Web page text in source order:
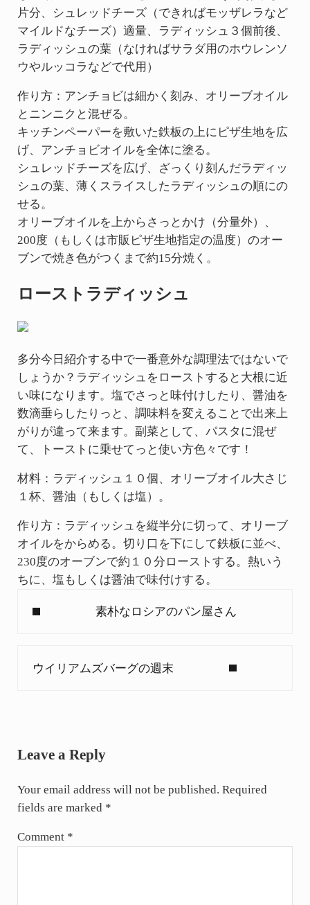
片分、シュレッドチーズ（できればモッザレラなど
マイルドなチーズ）適量、ラディッシュ３個前後、
ラディッシュの葉（なければサラダ用のホウレンソ
ウやルッコラなどで代用）
作り方：アンチョビは細かく刻み、オリーブオイル
とニンニクと混ぜる。
キッチンペーパーを敷いた鉄板の上にピザ生地を広
げ、アンチョビオイルを全体に塗る。
シュレッドチーズを広げ、ざっくり刻んだラディッ
シュの葉、薄くスライスしたラディッシュの順にの
せる。
オリーブオイルを上からさっとかけ（分量外）、
200度（もしくは市販ピザ生地指定の温度）のオー
ブンで焼き色がつくまで約15分焼く。
ローストラディッシュ
多分今日紹介する中で一番意外な調理法ではないで
しょうか？ラディッシュをローストすると大根に近
い味になります。塩でさっと味付けしたり、醤油を
数滴垂らしたりっと、調味料を変えることで出来上
がりが違って来ます。副菜として、パスタに混ぜ
て、トーストに乗せてっと使い方色々です！
材料：ラディッシュ１０個、オリーブオイル大さじ
１杯、醤油（もしくは塩）。
作り方：ラディッシュを縦半分に切って、オリーブ
オイルをからめる。切り口を下にして鉄板に並べ、
230度のオーブンで約１０分ローストする。熱いう
ちに、塩もしくは醤油で味付けする。
素朴なロシアのパン屋さん
ウイリアムズバーグの週末
Leave a Reply
Your email address will not be published. Required
fields are marked *
Comment *